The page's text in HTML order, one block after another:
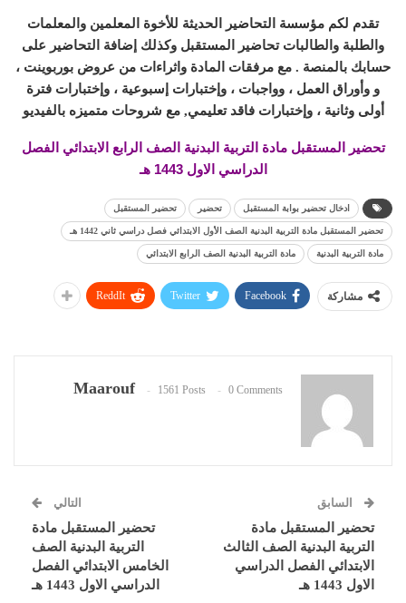
تقدم لكم مؤسسة التحاضير الحديثة للأخوة المعلمين والمعلمات
والطلبة والطالبات تحاضير المستقبل وكذلك إضافة التحاضير على
حسابك بالمنصة . مع مرفقات المادة واثراءات من عروض بوربوينت ،
و وأوراق العمل ، وواجبات ، وإختبارات إسبوعية ، وإختبارات فترة
أولى وثانية ، وإختبارات فاقد تعليمي, مع شروحات متميزه بالفيديو
تحضير المستقبل مادة التربية البدنية الصف الرابع الابتدائي الفصل
الدراسي الاول 1443 هـ
ادخال تحضير بوابة المستقبل تحضير تحضير المستقبل
تحضير المستقبل مادة التربية البدنية الصف الأول الابتدائي فصل دراسي ثاني 1442 هـ
مادة التربية البدنية مادة التربية البدنية الصف الرابع الابتدائي
مشاركة Facebook
Twitter
ReddIt
Maarouf 1561 Posts 0 Comments
السابق
تحضير المستقبل مادة
التربية البدنية الصف الثالث
الابتدائي الفصل الدراسي
الاول 1443 هـ
التالي
تحضير المستقبل مادة
التربية البدنية الصف
الخامس الابتدائي الفصل
الدراسي الاول 1443 هـ